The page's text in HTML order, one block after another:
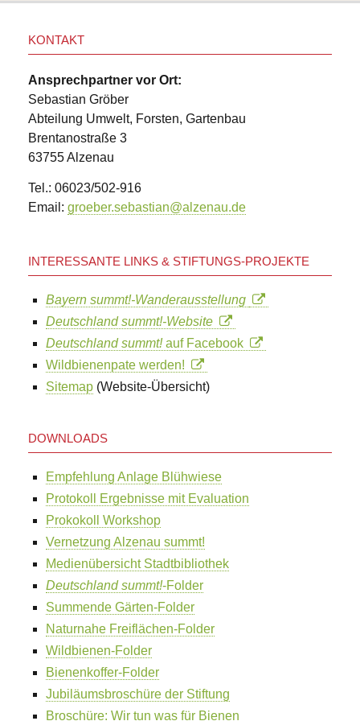
KONTAKT
Ansprechpartner vor Ort:
Sebastian Gröber
Abteilung Umwelt, Forsten, Gartenbau
Brentanostraße 3
63755 Alzenau
Tel.: 06023/502-916
Email: groeber.sebastian@alzenau.de
INTERESSANTE LINKS & STIFTUNGS-PROJEKTE
Bayern summt!-Wanderausstellung
Deutschland summt!-Website
Deutschland summt!auf Facebook
Wildbienenpate werden!
Sitemap (Website-Übersicht)
DOWNLOADS
Empfehlung Anlage Blühwiese
Protokoll Ergebnisse mit Evaluation
Prokokoll Workshop
Vernetzung Alzenau summt!
Medienübersicht Stadtbibliothek
Deutschland summt!-Folder
Summende Gärten-Folder
Naturnahe Freiflächen-Folder
Wildbienen-Folder
Bienenkoffer-Folder
Jubiläumsbroschüre der Stiftung
Broschüre: Wir tun was für Bienen